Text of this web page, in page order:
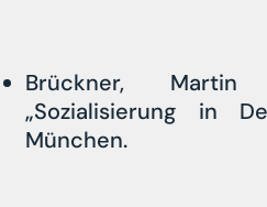
Brückner,
„Sozialisierung in
München.